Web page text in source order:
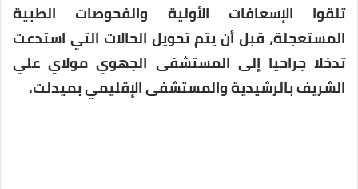
تلقوا الإسعافات الأولية والفحوصات الطبية
المستعجلة، قبل أن يتم تحويل الحالات التي استدعت
تدخلا جراحيا إلى المستشفى الجهوي مولاي علي
الشريف بالرشيدية والمستشفى الإقليمي بميدلت.